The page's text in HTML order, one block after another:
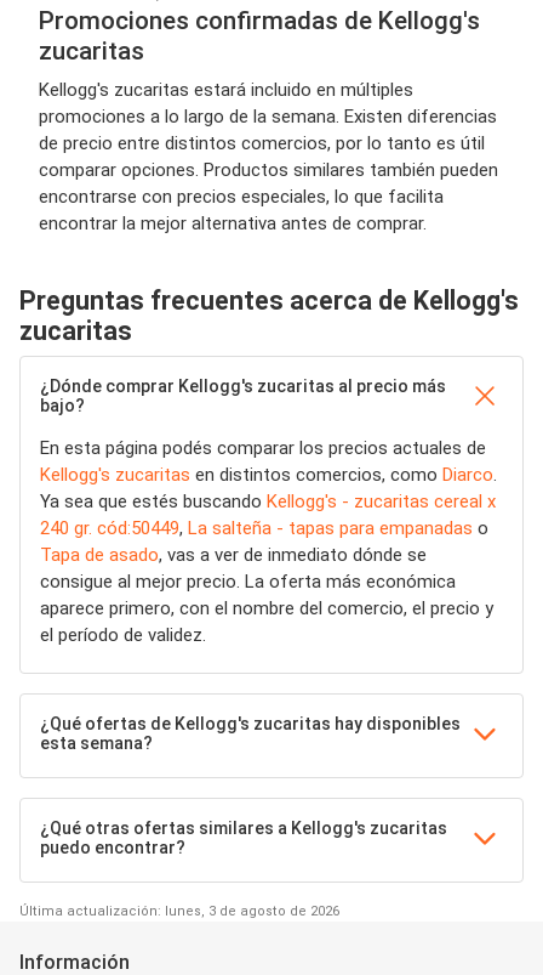
Promociones confirmadas de Kellogg's
zucaritas
Kellogg's zucaritas estará incluido en múltiples
promociones a lo largo de la semana. Existen diferencias
de precio entre distintos comercios, por lo tanto es útil
comparar opciones. Productos similares también pueden
encontrarse con precios especiales, lo que facilita
encontrar la mejor alternativa antes de comprar.
Preguntas frecuentes acerca de Kellogg's
zucaritas
¿Dónde comprar Kellogg's zucaritas al precio más
bajo?
En esta página podés comparar los precios actuales de
Kellogg's zucaritas en distintos comercios, como Diarco
Ya sea que estés buscando Kellogg's - zucaritas cereal x
240 gr. cód:50449, La salteña - tapas para empanadas o
Tapa de asado, vas a ver de inmediato dónde se
consigue al mejor precio. La oferta más económica
aparece primero, con el nombre del comercio, el precio y
el período de validez.
¿Qué ofertas de Kellogg's zucaritas hay disponibles
esta semana?
¿Qué otras ofertas similares a Kellogg's zucaritas
puedo encontrar?
Última actualización: lunes, 3 de agosto de 2026
Información